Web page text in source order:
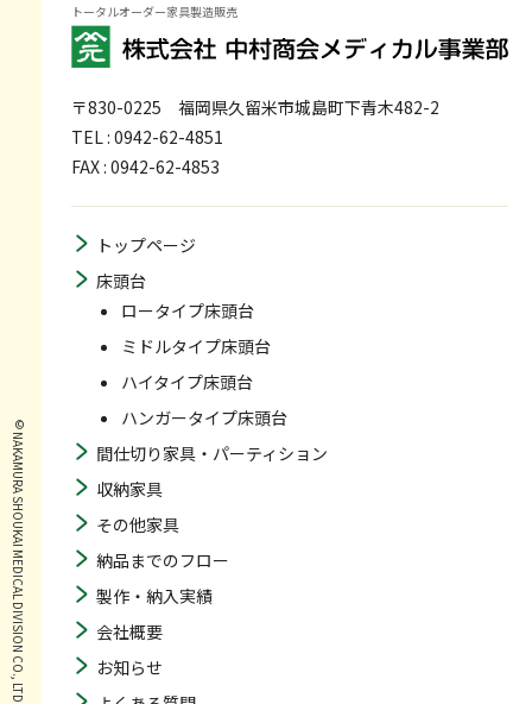
トータルオーダー家具製造販売
〒830-0225 福岡県久留米市城島町下青木482-2
TEL : 0942-62-4851
FAX : 0942-62-4853
トップページ
床頭台
ロータイプ床頭台
ミドルタイプ床頭台
ハイタイプ床頭台
ハンガータイプ床頭台
間仕切り家具・パーティション
収納家具
その他家具
納品までのフロー
製作・納入実績
会社概要
お知らせ